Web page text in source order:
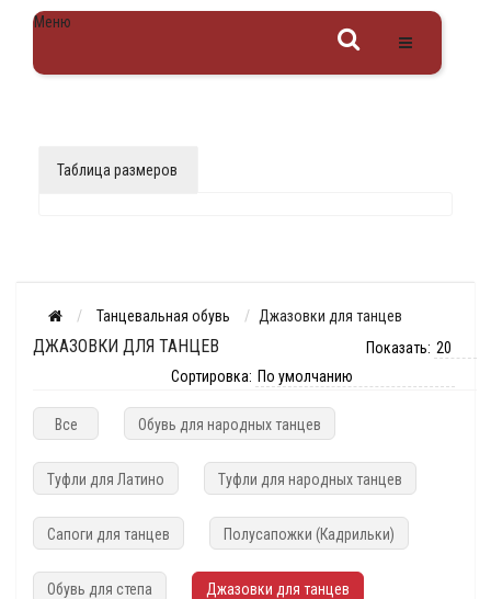
Меню
Таблица размеров
Танцевальная обувь Джазовки для танцев
ДЖАЗОВКИ ДЛЯ ТАНЦЕВ
Показать:
Сортировка:
Все Обувь для народных танцев
Туфли для Латино Туфли для народных танцев
Сапоги для танцев Полусапожки (Кадрильки)
Обувь для степа Джазовки для танцев